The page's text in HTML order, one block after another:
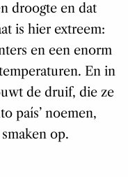
droogte en dat
is hier extreem:
en een enorm
En in
de druif, die ze
país’ noemen,
op.